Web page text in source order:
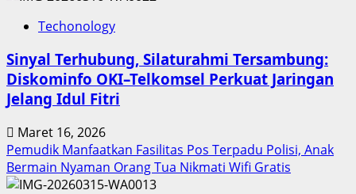
Techonology
Sinyal Terhubung, Silaturahmi Tersambung:
Diskominfo OKI–Telkomsel Perkuat Jaringan
Jelang Idul Fitri
Maret 16, 2026
Pemudik Manfaatkan Fasilitas Pos Terpadu Polisi, Anak
Bermain Nyaman Orang Tua Nikmati Wifi Gratis